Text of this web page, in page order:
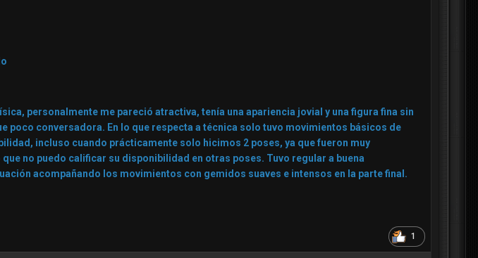
personalmente me pareció atractiva, tenía una apariencia jovial y una figura fina sin
poco conversadora. En lo que respecta a técnica solo tuvo movimientos básicos de
incluso cuando prácticamente solo hicimos 2 poses, ya que fueron muy
no puedo calificar su disponibilidad en otras poses. Tuvo regular a buena
acompañando los movimientos con gemidos suaves e intensos en la parte final.
1